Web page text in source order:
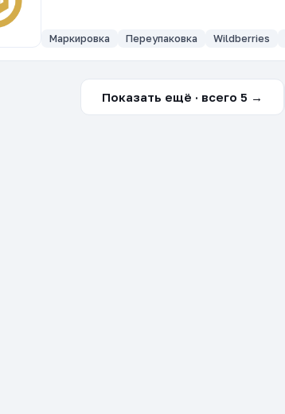
Маркировка Переупаковка Wildberries
Показать ещё · всего 5 →